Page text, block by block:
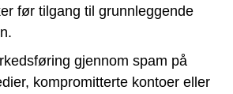
før tilgang til grunnleggende
gjennom spam på
kompromitterte kontoer eller